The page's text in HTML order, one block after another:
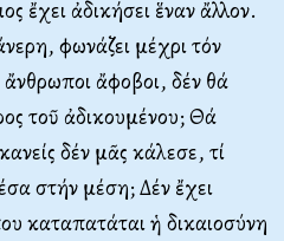
ἔχει ἀδικήσει ἕναν ἄλλον.
φωνάζει μέχρι τόν
ἄφοβοι, δέν θά
τοῦ ἀδικουμένου; Θά
δέν μᾶς κάλεσε, τί
στήν μέση; Δέν ἔχει
καταπατάται ἡ δικαιοσύνη